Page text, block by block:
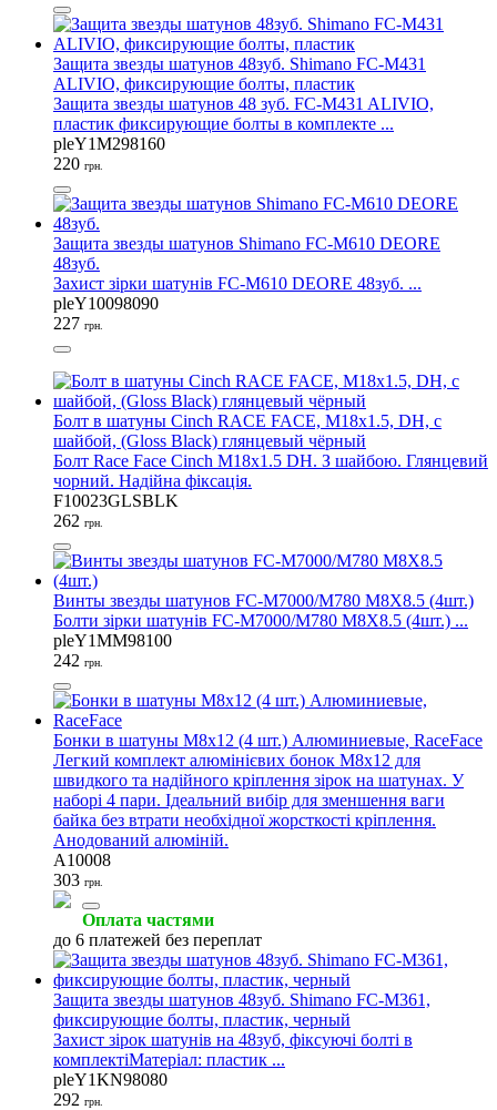
Защита звезды шатунов 48зуб. Shimano FC-M431
ALIVIO, фиксирующие болты, пластик
Защита звезды шатунов 48 зуб. FC-M431 ALIVIO,
пластик фиксирующие болты в комплекте ...
pleY1M298160
220 грн.
Защита звезды шатунов Shimano FC-M610 DEORE
48зуб.
Захист зірки шатунів FC-M610 DEORE 48зуб. ...
pleY10098090
227 грн.
Болт в шатуны Cinch RACE FACE, M18x1.5, DH, с
шайбой, (Gloss Black) глянцевый чёрный
Болт Race Face Cinch M18x1.5 DH. З шайбою. Глянцевий
чорний. Надійна фіксація.
F10023GLSBLK
262 грн.
Винты звезды шатунов FC-M7000/M780 M8X8.5 (4шт.)
Болти зірки шатунів FC-M7000/M780 M8X8.5 (4шт.) ...
pleY1MM98100
242 грн.
Бонки в шатуны M8x12 (4 шт.) Алюминиевые, RaceFace
Легкий комплект алюмінієвих бонок M8x12 для
швидкого та надійного кріплення зірок на шатунах. У
наборі 4 пари. Ідеальний вибір для зменшення ваги
байка без втрати необхідної жорсткості кріплення.
Анодований алюміній.
A10008
303 грн.
Оплата частями
до 6 платежей без переплат
Защита звезды шатунов 48зуб. Shimano FC-M361,
фиксирующие болты, пластик, черный
Захист зірок шатунів на 48зуб, фіксуючі болті в
комплектіМатеріал: пластик ...
pleY1KN98080
292 грн.